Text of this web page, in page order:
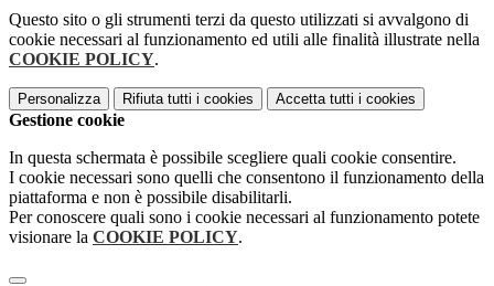
Questo sito o gli strumenti terzi da questo utilizzati si avvalgono di
cookie necessari al funzionamento ed utili alle finalità illustrate nella
COOKIE POLICY.
Personalizza Rifiuta tutti i cookies Accetta tutti i cookies
Gestione cookie
In questa schermata è possibile scegliere quali cookie consentire.
I cookie necessari sono quelli che consentono il funzionamento della
piattaforma e non è possibile disabilitarli.
Per conoscere quali sono i cookie necessari al funzionamento potete
visionare la COOKIE POLICY.